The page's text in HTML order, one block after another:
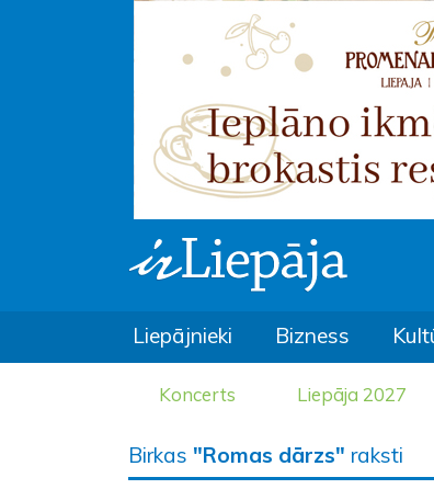
Liepājnieki Bizness
Koncerts Liepāja 2027
Birkas "Romas dārzs" raksti